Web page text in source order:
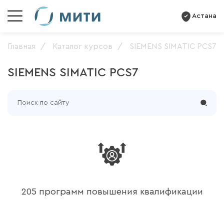
Астана
Главная Каталог курсов SIEMENS SIMATIC PCS7
SIEMENS SIMATIC PCS7
205 программ повышения квалификации